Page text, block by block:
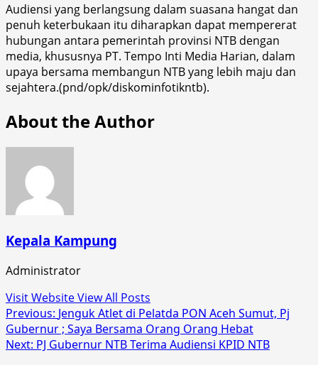
Audiensi yang berlangsung dalam suasana hangat dan
penuh keterbukaan itu diharapkan dapat mempererat
hubungan antara pemerintah provinsi NTB dengan
media, khususnya PT. Tempo Inti Media Harian, dalam
upaya bersama membangun NTB yang lebih maju dan
sejahtera.(pnd/opk/diskominfotikntb).
About the Author
Kepala Kampung
Administrator
Visit WebsiteView All Posts
Post
navigation
Previous: Jenguk Atlet di Pelatda PON Aceh Sumut, Pj
Gubernur ; Saya Bersama Orang Orang Hebat
Next: PJ Gubernur NTB Terima Audiensi KPID NTB